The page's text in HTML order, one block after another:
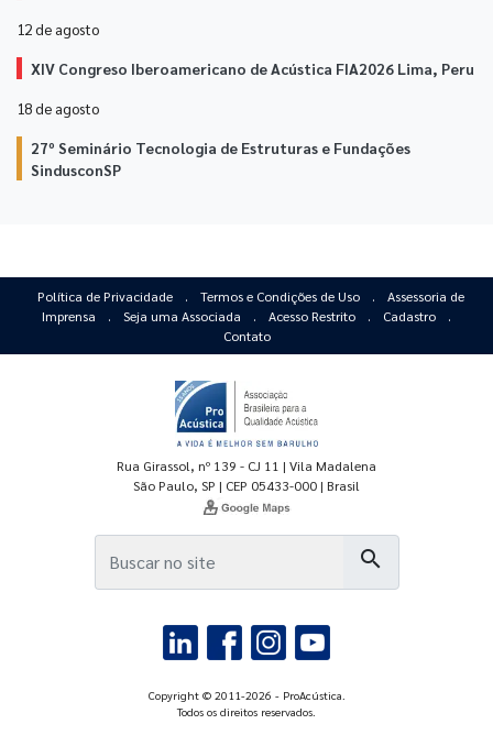
12 de agosto
XIV Congreso Iberoamericano de Acústica FIA2026 Lima, Peru
18 de agosto
27º Seminário Tecnologia de Estruturas e Fundações
SindusconSP
Política de Privacidade . Termos e Condições de Uso .
Assessoria de
Imprensa
. Seja uma Associada . Acesso Restrito . Cadastro
.
Contato
Rua Girassol, nº 139 - CJ 11 | Vila Madalena
São Paulo, SP | CEP 05433-000 | Brasil
search
Copyright © 2011-2026 - ProAcústica.
Todos os direitos reservados.